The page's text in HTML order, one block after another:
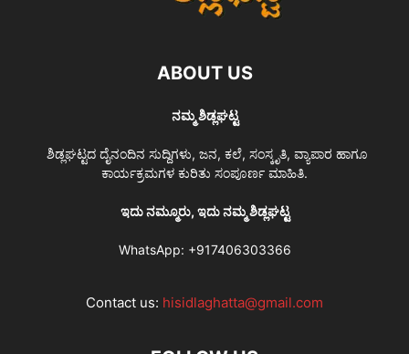
ABOUT US
ನಮ್ಮ ಶಿಡ್ಲಘಟ್ಟ
ಶಿಡ್ಲಘಟ್ಟದ ದೈನಂದಿನ ಸುದ್ದಿಗಳು, ಜನ, ಕಲೆ, ಸಂಸ್ಕೃತಿ, ವ್ಯಾಪಾರ ಹಾಗೂ
ಕಾರ್ಯಕ್ರಮಗಳ ಕುರಿತು ಸಂಪೂರ್ಣ ಮಾಹಿತಿ.
ಇದು ನಮ್ಮೂರು, ಇದು ನಮ್ಮ ಶಿಡ್ಲಘಟ್ಟ
WhatsApp: +917406303366
Contact us: hisidlaghatta@gmail.com